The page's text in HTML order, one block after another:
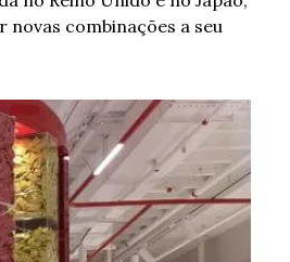
combinações a seu